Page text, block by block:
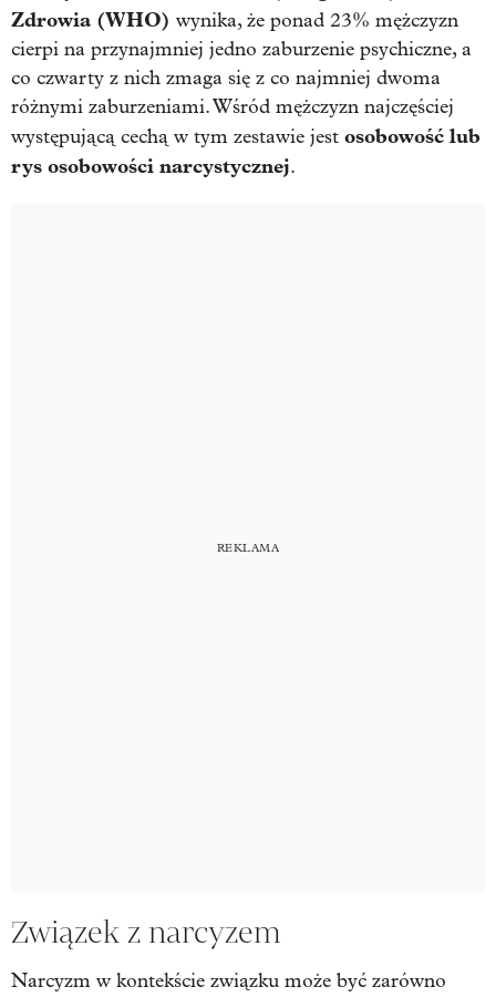
Zdrowia (WHO) wynika, że ponad 23% mężczyzn
cierpi na przynajmniej jedno zaburzenie psychiczne, a
co czwarty z nich zmaga się z co najmniej dwoma
różnymi zaburzeniami. Wśród mężczyzn najczęściej
występującą cechą w tym zestawie jest osobowość lub
rys osobowości narcystycznej.
Związek z narcyzem
Narcyzm w kontekście związku może być zarówno